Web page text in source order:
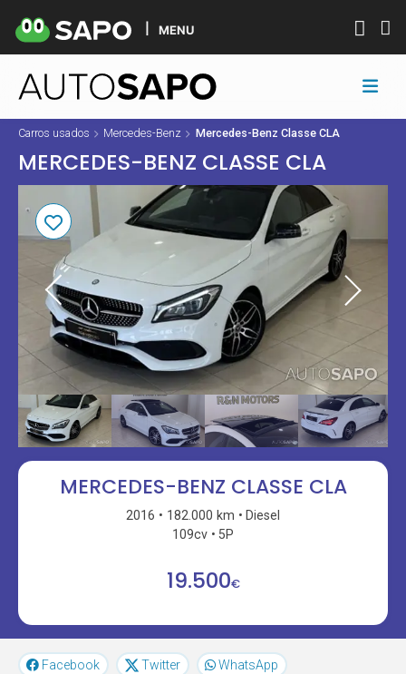
MENU
Carros usados Mercedes-Benz Mercedes-Benz Classe CLA
MERCEDES-BENZ CLASSE CLA
MERCEDES-BENZ CLASSE CLA
2016 182.000 km
Diesel
109cv
5P
19.500€
Facebook Twitter WhatsApp